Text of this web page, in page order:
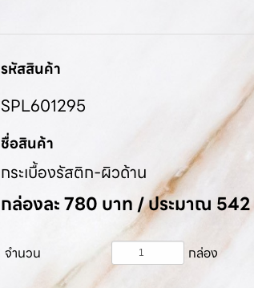
รหัสสินค้า
SPL601295
ชื่อสินค้า
กระเบื้องรัสติก-ผิวด้าน
กล่องละ 780 บาท / ประมาณ
จำนวน กล่อง